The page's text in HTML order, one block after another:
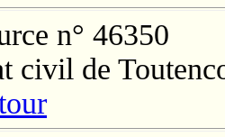
n° 46350
civil de